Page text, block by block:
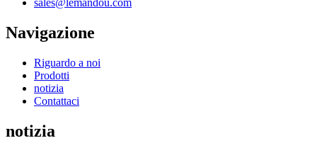
sales@lemandou.com
Navigazione
Riguardo a noi
Prodotti
notizia
Contattaci
notizia